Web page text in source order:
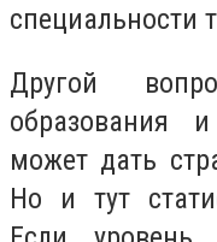
специальности
Другой
образования
может дать
Но и тут